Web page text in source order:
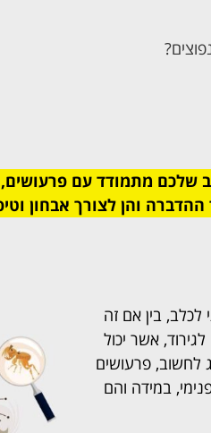
שלכם מתמודד עם
והן לצורך אבחון
לכלב, בין אם זה
אשר יכול
לחשוב, פרעושים
במידה והם